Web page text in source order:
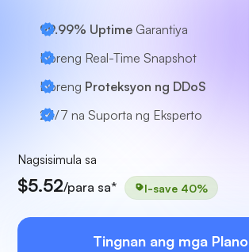
99.99% Uptime Garantiya
Libreng Real-Time Snapshot
Libreng Proteksyon ng DDoS
24/7 na Suporta ng Eksperto
Nagsisimula sa
$5.52/para sa* I-save 40%
Tingnan ang mga Plano